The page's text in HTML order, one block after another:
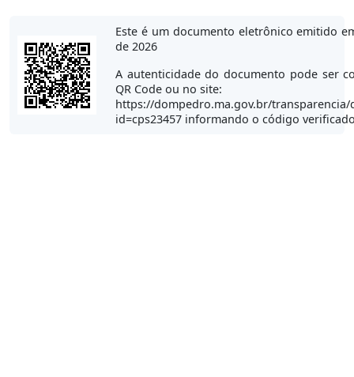
Este é um documento eletrônico emitido
de 2026
A autenticidade do documento pode ser
QR Code ou no site:
https://dompedro.ma.gov.br/transparencia/
id=cps23457 informando o código